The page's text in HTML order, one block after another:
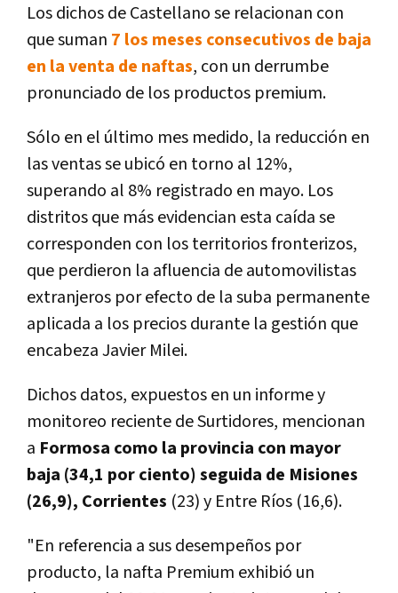
Los dichos de Castellano se relacionan con
que suman 7 los meses consecutivos de baja
en la venta de naftas, con un derrumbe
pronunciado de los productos premium.
Sólo en el último mes medido, la reducción en
las ventas se ubicó en torno al 12%,
superando al 8% registrado en mayo. Los
distritos que más evidencian esta caída se
corresponden con los territorios fronterizos,
que perdieron la afluencia de automovilistas
extranjeros por efecto de la suba permanente
aplicada a los precios durante la gestión que
encabeza Javier Milei.
Dichos datos, expuestos en un informe y
monitoreo reciente de Surtidores, mencionan
a Formosa como la provincia con mayor
baja (34,1 por ciento) seguida de Misiones
(26,9), Corrientes (23) y Entre Ríos (16,6).
"En referencia a sus desempeños por
producto, la nafta Premium exhibió un